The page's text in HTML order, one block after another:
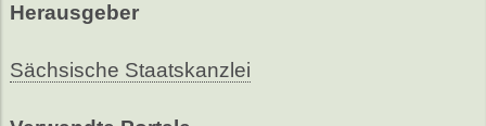
Herausgeber
Sächsische Staatskanzlei